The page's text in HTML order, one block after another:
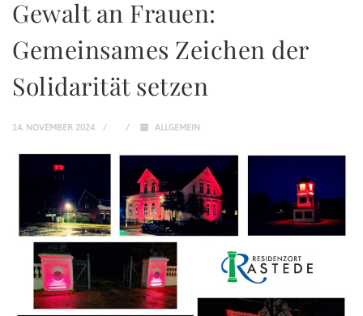
Gewalt an Frauen:
Gemeinsames Zeichen der
Solidarität setzen
14. NOVEMBER 2024 ALLGEMEIN